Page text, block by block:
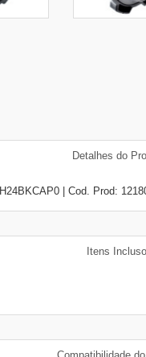
Detalhes do
| Cod. Prod:
Itens